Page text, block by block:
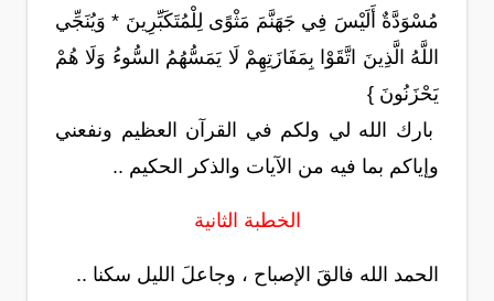
مُسْوَدَّةٌ أَلَيْسَ فِي جَهَنَّمَ مَثْوًى لِلْمُتَكَبِّرِينَ * وَيُنَجِّي
اللَّهُ الَّذِينَ اتَّقَوْا بِمَفَازَتِهِمْ لَا يَمَسُّهُمُ السُّوءُ وَلَا هُمْ
يَحْزَنُونَ }
بارك الله لي ولكم في القرآن العظيم ونفعني
وإياكم بما فيه من الآيات والذكر الحكيم ..
الخطبة الثانية
الحمد الله فالقَ الإصباح ، وجاعلَ الليل سكنا ..